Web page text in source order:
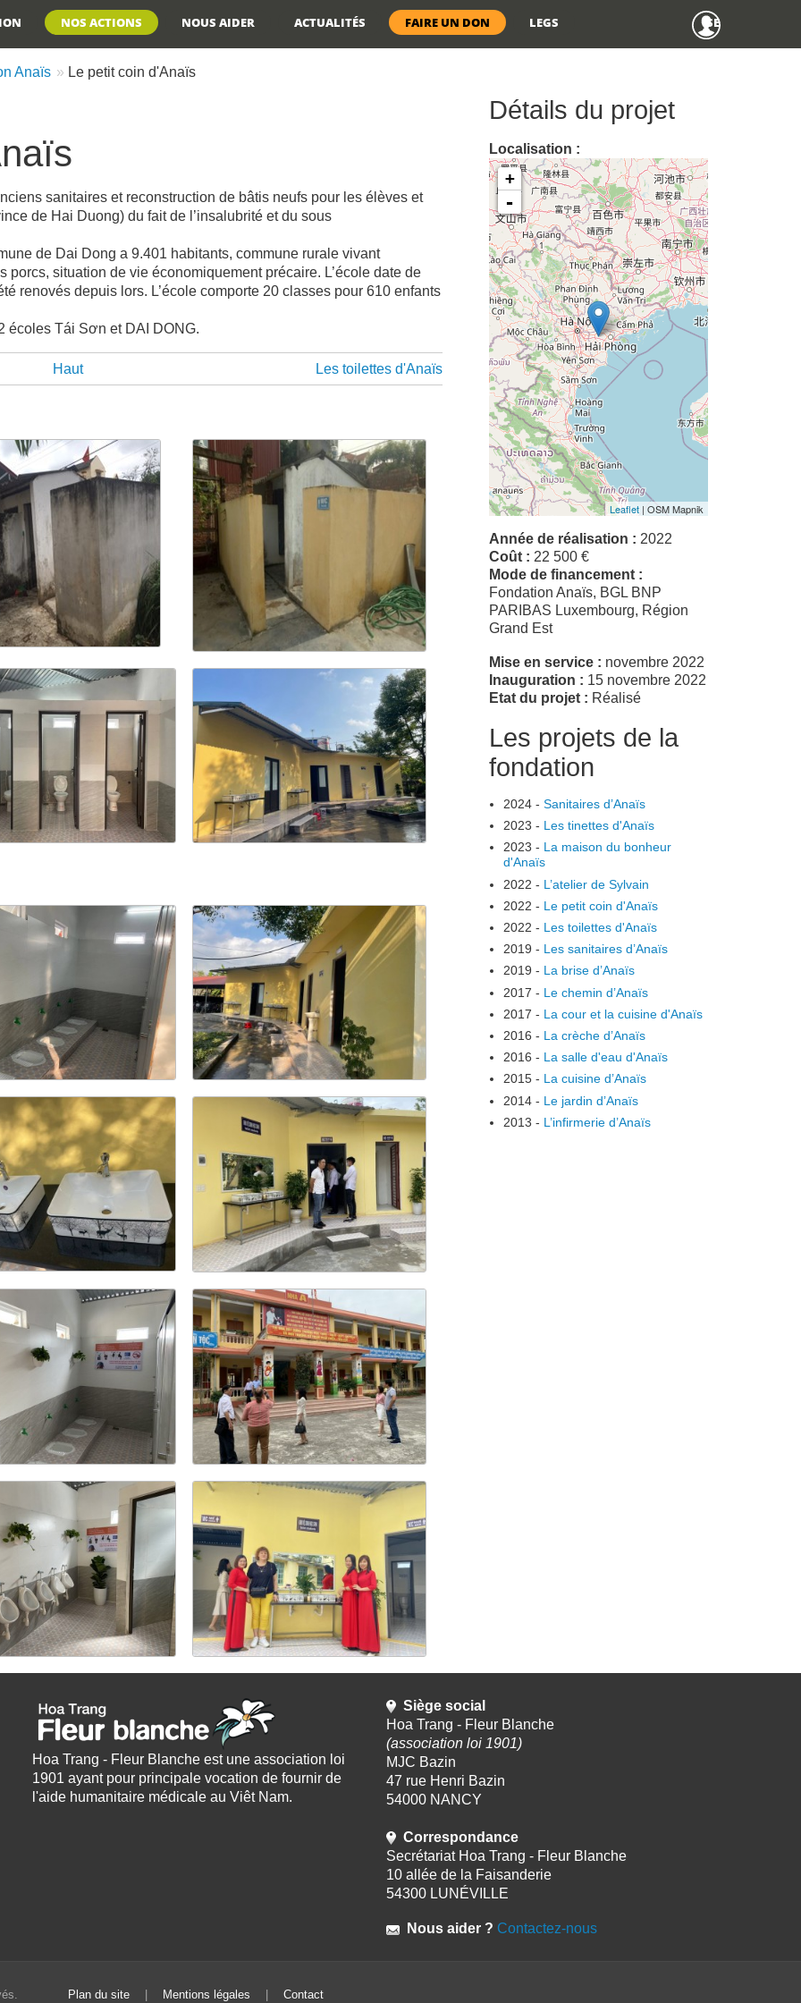
NOS ACTIONS NOUS AIDER ACTUALITÉS FAIRE UN DON LEGS
Menu
anonyme
SE CONNECTER
Anaïs Le petit coin d'Anaïs
sanitaires et reconstruction de bâtis neufs pour les élèves et
de Hai Duong) du fait de l’insalubrité et du sous
de Dai Dong a 9.401 habitants, commune rurale vivant
porcs, situation de vie économiquement précaire. L’école date de
renovés depuis lors. L’école comporte 20 classes pour 610 enfants
écoles Tái Sơn et DAI DONG.
Haut Les toilettes d'Anaïs
Détails du projet
Localisation :
+
-
Leaflet | OSM Mapnik
Année de réalisation : 2022
Coût : 22 500 €
Mode de financement :
Fondation Anaïs, BGL BNP
PARIBAS Luxembourg, Région
Grand Est
Mise en service : novembre 2022
Inauguration : 15 novembre 2022
Etat du projet : Réalisé
Les projets de la
fondation
2024- Sanitaires d’Anaïs
2023 - Les tinettes d'Anaïs
2023 - La maison du bonheur
d'Anaïs
2022 - L’atelier de Sylvain
2022 - Le petit coin d'Anaïs
2022 - Les toilettes d'Anaïs
2019 - Les sanitaires d’Anaïs
2019 - La brise d’Anaïs
2017 - Le chemin d’Anaïs
2017 - La cour et la cuisine d'Anaïs
2016 - La crèche d’Anaïs
2016 - La salle d'eau d'Anaïs
2015- La cuisine d’Anaïs
2014- Le jardin d’Anaïs
2013 - L’infirmerie d’Anaïs
Hoa Trang - Fleur Blanche est une association loi
1901 ayant pour principale vocation de fournir de
l'aide humanitaire médicale au Viêt Nam.
Siège social
Hoa Trang - Fleur Blanche
(association loi 1901)
MJC Bazin
47 rue Henri Bazin
54000 NANCY
Correspondance
Secrétariat Hoa Trang - Fleur Blanche
10 allée de la Faisanderie
54300 LUNÉVILLE
Nous aider ? Contactez-nous
Plan du site Mentions légales Contact